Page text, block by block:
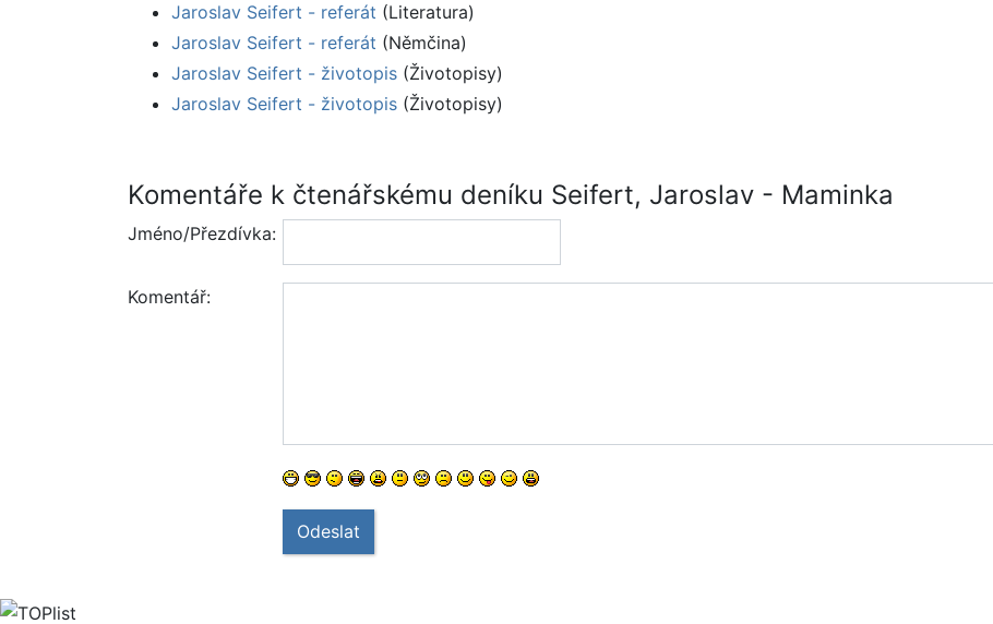
Jaroslav Seifert - referát (Literatura)
Jaroslav Seifert - referát (Němčina)
Jaroslav Seifert - životopis (Životopisy)
Jaroslav Seifert - životopis (Životopisy)
Komentáře k čtenářskému deníku Seifert, Jaroslav - Maminka
Jméno/Přezdívka:
Komentář:
Odeslat